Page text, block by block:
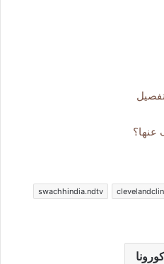
عنها؟
swachhindia.ndtv